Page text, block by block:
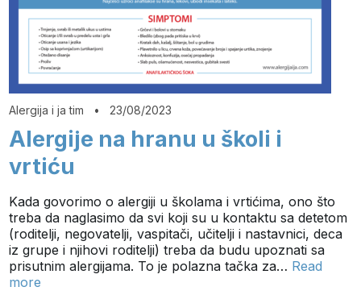
Alergija i ja tim • 23/08/2023
Alergije na hranu u školi i
vrtiću
Kada govorimo o alergiji u školama i vrtićima, ono što
treba da naglasimo da svi koji su u kontaktu sa detetom
(roditelji, negovatelji, vaspitači, učitelji i nastavnici, deca
iz grupe i njihovi roditelji) treba da budu upoznati sa
prisutnim alergijama. To je polazna tačka za… Read
more